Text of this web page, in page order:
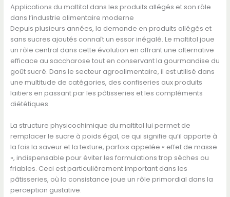
Applications du maltitol dans les produits allégés et son rôle
dans l’industrie alimentaire moderne
Depuis plusieurs années, la demande en produits allégés et
sans sucres ajoutés connaît un essor inégalé. Le maltitol joue
un rôle central dans cette évolution en offrant une alternative
efficace au saccharose tout en conservant la gourmandise du
goût sucré. Dans le secteur agroalimentaire, il est utilisé dans
une multitude de catégories, des confiseries aux produits
laitiers en passant par les pâtisseries et les compléments
diététiques.
La structure physicochimique du maltitol lui permet de
remplacer le sucre à poids égal, ce qui signifie qu’il apporte à
la fois la saveur et la texture, parfois appelée « effet de masse
», indispensable pour éviter les formulations trop sèches ou
friables. Ceci est particulièrement important dans les
pâtisseries, où la consistance joue un rôle primordial dans la
perception gustative.